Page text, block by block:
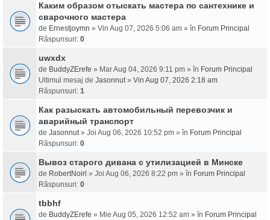
Каким образом отыскать мастера по сантехнике и
сварочного мастера
de Ernestjoymn » Vin Aug 07, 2026 5:06 am » în Forum Principal
Răspunsuri: 0
uwxdx
de BuddyZErefe » Mar Aug 04, 2026 9:11 pm » în Forum Principal
Ultimul mesaj de Jasonnut» Vin Aug 07, 2026 2:18 am
Răspunsuri: 1
Как разыскать автомобильный перевозчик и
аварийный транспорт
de Jasonnut» Joi Aug 06, 2026 10:52 pm » în Forum Principal
Răspunsuri: 0
Вывоз старого дивана с утилизацией в Минске
de RobertNoirl » Joi Aug 06, 2026 8:22 pm » în Forum Principal
Răspunsuri: 0
tbbhf
de BuddyZErefe » Mie Aug 05, 2026 12:52 am » în Forum Principal